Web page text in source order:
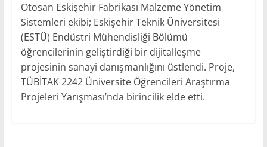
Otosan Eskişehir Fabrikası Malzeme Yönetim
Sistemleri ekibi; Eskişehir Teknik Üniversitesi
(ESTÜ) Endüstri Mühendisliği Bölümü
öğrencilerinin geliştirdiği bir dijitalleşme
projesinin sanayi danışmanlığını üstlendi. Proje,
TÜBİTAK 2242 Üniversite Öğrencileri Araştırma
Projeleri Yarışması’nda birincilik elde etti.